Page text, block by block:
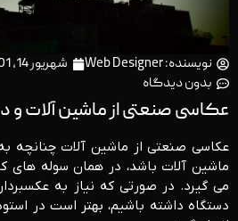
نویسنده: شهریور 14, 1401
بدون دیدگاه
عکاسی صنعتی از ماشین آلات و
عکاسی صنعتی از ماشین آلات چنانچه
ماشین آلات باشد، در همان سوله های
می گیرد. در صورتی که نیاز به
دستگاه داشته باشیم، بهتر است در